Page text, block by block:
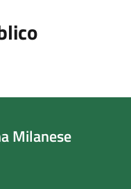
Milanese